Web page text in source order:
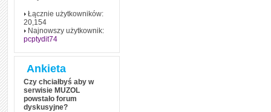
Łącznie użytkowników:
20,154
Najnowszy użytkownik:
pcptydit74
Ankieta
Czy chciałbyś aby w
serwisie MUZOL
powstało forum
dyskusyjne?